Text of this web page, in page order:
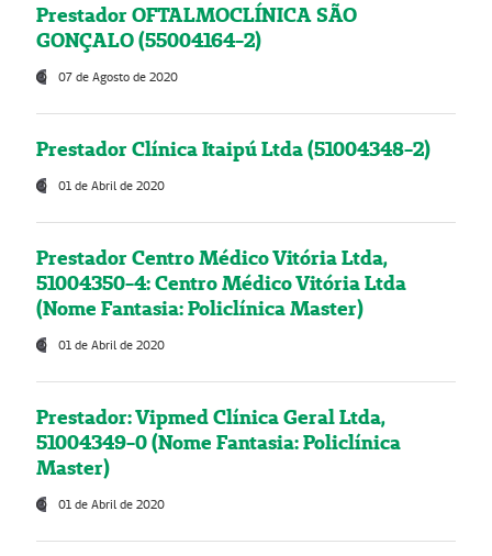
Prestador OFTALMOCLÍNICA SÃO
GONÇALO (55004164-2)
07 de Agosto de 2020
Prestador Clínica Itaipú Ltda (51004348-2)
01 de Abril de 2020
Prestador Centro Médico Vitória Ltda,
51004350-4: Centro Médico Vitória Ltda
(Nome Fantasia: Policlínica Master)
01 de Abril de 2020
Prestador: Vipmed Clínica Geral Ltda,
51004349-0 (Nome Fantasia: Policlínica
Master)
01 de Abril de 2020